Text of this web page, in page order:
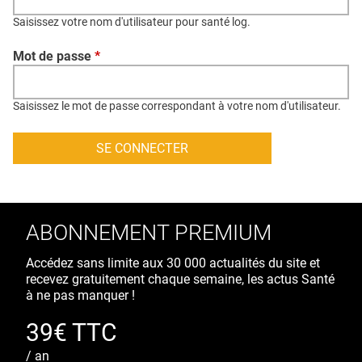
CONTACT
CRÉDITS
Saisissez votre nom d'utilisateur pour santé log.
Mot de passe *
Saisissez le mot de passe correspondant à votre nom d'utilisateur.
ABONNEMENT PREMIUM
Accédez sans limite aux 30 000 actualités du site et
recevez gratuitement chaque semaine, les actus Santé
à ne pas manquer !
39€ TTC
/ an